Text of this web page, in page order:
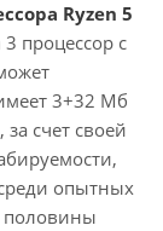
Ryzen 5
процессор с
3+32 Мб
счет своей
опытных
половины